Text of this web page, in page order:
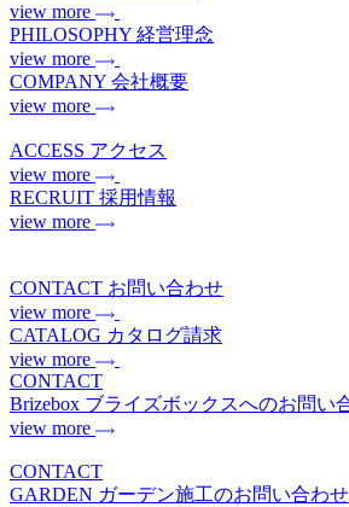
view more
PHILOSOPHY 経営理念
view more
COMPANY 会社概要
view more
ACCESS アクセス
view more
RECRUIT 採用情報
view more
CONTACT お問い合わせ
view more
CATALOG カタログ請求
view more
CONTACT
Brizebox ブライズボックスへのお問い
view more
CONTACT
GARDEN ガーデン施工のお問い合わせ